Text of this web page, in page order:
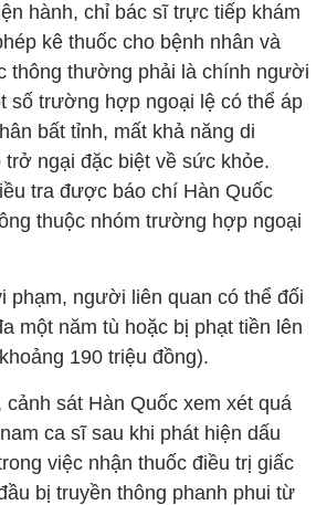
hành, chỉ bác sĩ trực tiếp khám
kê thuốc cho bệnh nhân và
thông thường phải là chính người
số trường hợp ngoại lệ có thể áp
bất tỉnh, mất khả năng di
trở ngại đặc biệt về sức khỏe.
tra được báo chí Hàn Quốc
thuộc nhóm trường hợp ngoại
phạm, người liên quan có thể đối
một năm tù hoặc bị phạt tiền lên
190 triệu đồng).
sát Hàn Quốc xem xét quá
ca sĩ sau khi phát hiện dấu
việc nhận thuốc điều trị giấc
bị truyền thông phanh phui từ